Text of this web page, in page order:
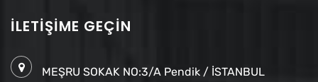
İLETIŞIME GEÇIN
MEŞRU SOKAK NO:3/A Pendik / İSTANBUL